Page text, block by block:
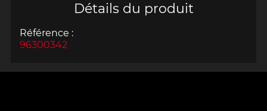
Détails du produit
Référence :
96300342